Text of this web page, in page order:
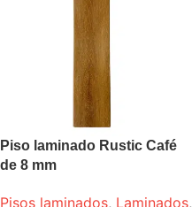
Piso laminado Rustic Café
de 8 mm
Pisos laminados, Laminados,